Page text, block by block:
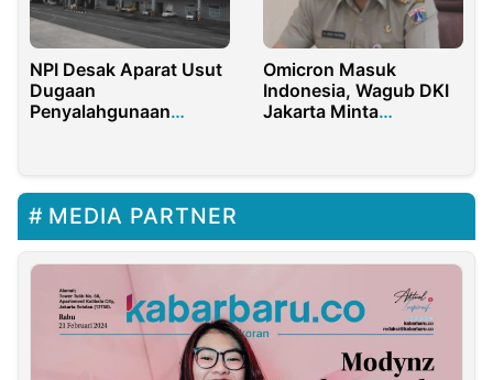
NPI Desak Aparat Usut
Dugaan
Penyalahgunaan
Omicron Masuk
Indonesia, Wagub DKI
Jakarta Minta
MEDIA PARTNER